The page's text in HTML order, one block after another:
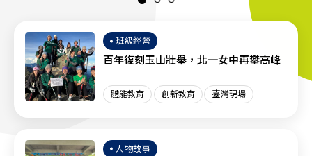
班級經營
百年復刻玉山壯舉，北一女中再攀高峰
體能教育 創新教育 臺灣現場
人物故事